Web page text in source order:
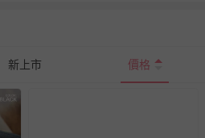
新上市 價格